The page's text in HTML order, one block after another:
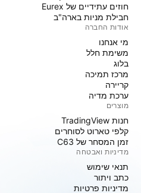
חוזים עתידיים של Eurex
חבילת מניות בארה"ב
אודות החברה
מי אנחנו
משימת חלל
בלוג
מרכז תמיכה
קריירה
ערכת מדיה
מוצרים
חנות TradingView
קלפי טארוט לסוחרים
זמן המסחר של C63
מדיניות ואבטחה
תנאי שימוש
כתב ויתור
מדיניות פרטיות